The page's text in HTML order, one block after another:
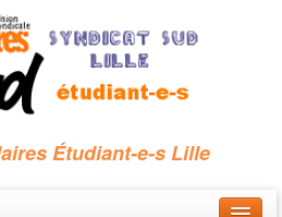
Étudiant-e-s Lille